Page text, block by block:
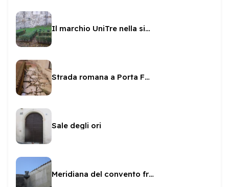
Il marchio UniTre nella siepe e nel masso
Strada romana a Porta Fuga
Sale degli ori
Meridiana del convento francescano